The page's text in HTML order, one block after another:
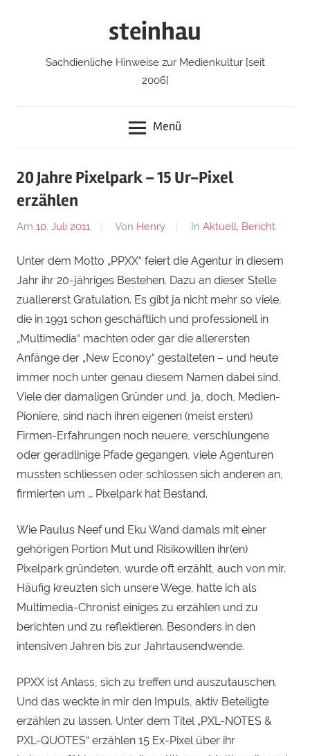
steinhau
Sachdienliche Hinweise zur Medienkultur [seit
2006]
Menü
20 Jahre Pixelpark – 15 Ur-Pixel
erzählen
Am 10. Juli 2011 Von Henry In Aktuell, Bericht
Unter dem Motto „PPXX“ feiert die Agentur in diesem
Jahr ihr 20-jähriges Bestehen. Dazu an dieser Stelle
zuallererst Gratulation. Es gibt ja nicht mehr so viele,
die in 1991 schon geschäftlich und professionell in
„Multimedia“ machten oder gar die allerersten
Anfänge der „New Econoy“ gestalteten – und heute
immer noch unter genau diesem Namen dabei sind.
Viele der damaligen Gründer und, ja, doch, Medien-
Pioniere, sind nach ihren eigenen (meist ersten)
Firmen-Erfahrungen noch neuere, verschlungene
oder geradlinige Pfade gegangen, viele Agenturen
mussten schliessen oder schlossen sich anderen an,
firmierten um … Pixelpark hat Bestand.
Wie Paulus Neef und Eku Wand damals mit einer
gehörigen Portion Mut und Risikowillen ihr(en)
Pixelpark gründeten, wurde oft erzählt, auch von mir.
Häufig kreuzten sich unsere Wege, hatte ich als
Multimedia-Chronist einiges zu erzählen und zu
berichten und zu reflektieren. Besonders in den
intensiven Jahren bis zur Jahrtausendwende.
PPXX ist Anlass, sich zu treffen und auszutauschen.
Und das weckte in mir den Impuls, aktiv Beteiligte
erzählen zu lassen. Unter dem Titel „PXL-NOTES &
PXL-QUOTES“ erzählen 15 Ex-Pixel über ihr